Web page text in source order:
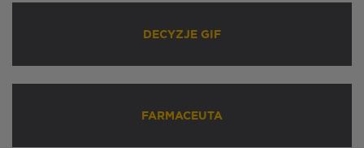
DECYZJE GIF
FARMACEUTA